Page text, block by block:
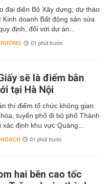
đại diện Bộ Xây dựng, dự thảo
Kinh doanh Bất động sản sửa
định, đối với dự án...
01 phút trước
sẽ là điểm bắn
tại Hà Nội
thí điểm tổ chức không gian
tuyến phố đi bộ phố Thành
xác định khu vực Quảng...
01 phút trước
hai bên cao tốc